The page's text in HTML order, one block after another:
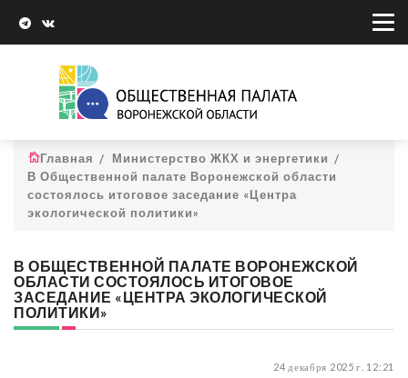
Главная
Министерство ЖКХ и энергетики
В Общественной палате Воронежской области
состоялось итоговое заседание «Центра
экологической политики»
В ОБЩЕСТВЕННОЙ ПАЛАТЕ ВОРОНЕЖСКОЙ
ОБЛАСТИ СОСТОЯЛОСЬ ИТОГОВОЕ
ЗАСЕДАНИЕ «ЦЕНТРА ЭКОЛОГИЧЕСКОЙ
ПОЛИТИКИ»
24 декабря 2025 г. 12:21